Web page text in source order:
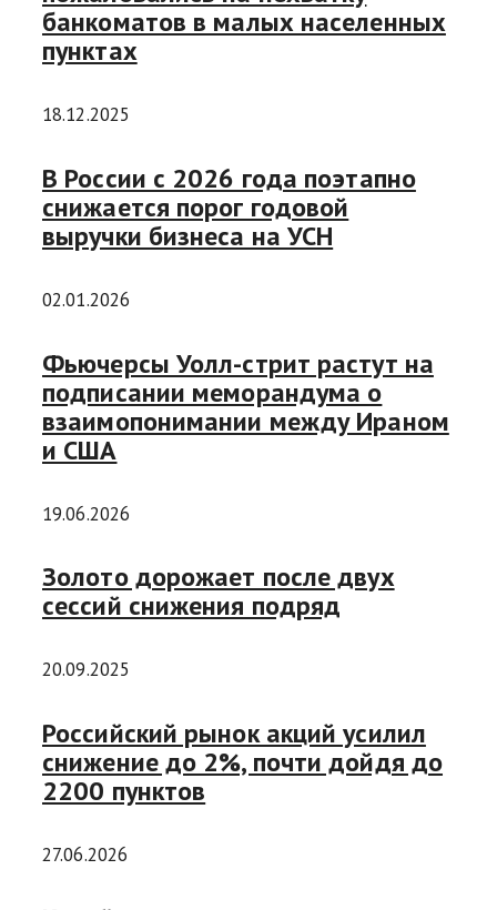
банкоматов в малых населенных
пунктах
18.12.2025
В России с 2026 года поэтапно
снижается порог годовой
выручки бизнеса на УСН
02.01.2026
Фьючерсы Уолл-стрит растут на
подписании меморандума о
взаимопонимании между Ираном
и США
19.06.2026
Золото дорожает после двух
сессий снижения подряд
20.09.2025
Российский рынок акций усилил
снижение до 2%, почти дойдя до
2200 пунктов
27.06.2026